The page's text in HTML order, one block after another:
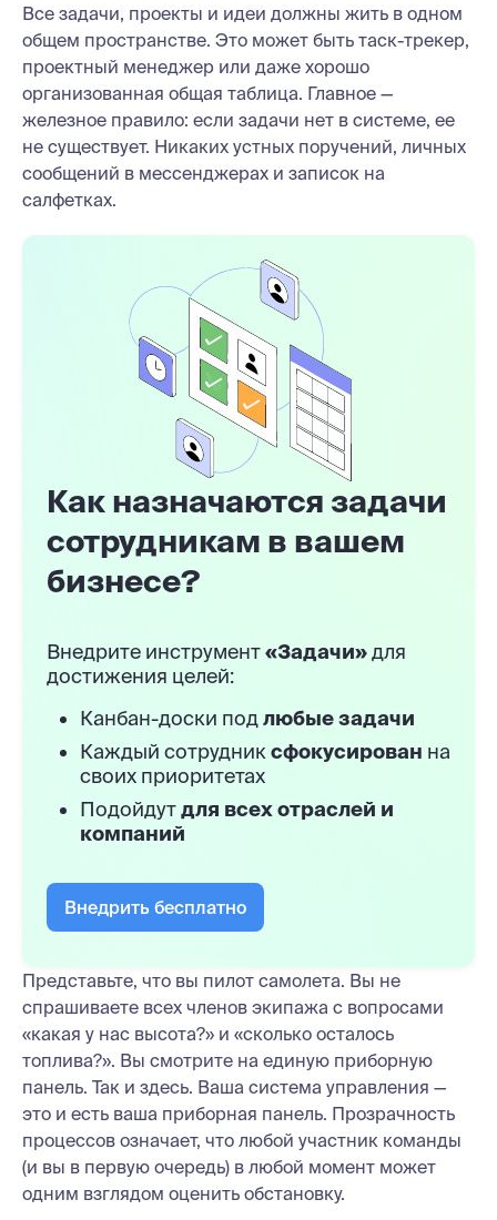
Все задачи, проекты и идеи должны жить в одном
общем пространстве. Это может быть таск-трекер,
проектный менеджер или даже хорошо
организованная общая таблица. Главное —
железное правило: если задачи нет в системе, ее
не существует. Никаких устных поручений, личных
сообщений в мессенджерах и записок на
салфетках.
Как назначаются задачи
сотрудникам в вашем
бизнесе?
Внедрите инструмент«Задачи»для
достижения целей:
Канбан-доски подлюбые задачи
Каждый сотрудник сфокусирован на
своих приоритетах
Подойдутдля всех отраслей и
компаний
Внедрить бесплатно
Представьте, что вы пилот самолета. Вы не
спрашиваете всех членов экипажа с вопросами
«какая у нас высота?» и «сколько осталось
топлива?». Вы смотрите на единую приборную
панель. Так и здесь. Ваша система управления —
это и есть ваша приборная панель. Прозрачность
процессов означает, что любой участник команды
(и вы в первую очередь) в любой момент может
одним взглядом оценить обстановку.